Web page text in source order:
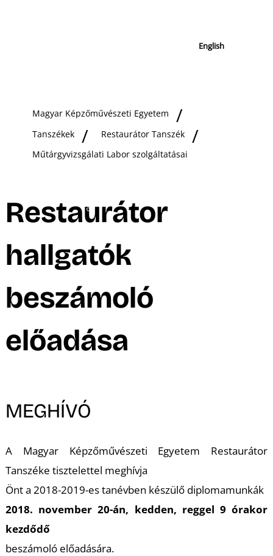
English
Magyar Képzőművészeti Egyetem
Tanszékek
Restaurátor Tanszék
Műtárgyvizsgálati Labor szolgáltatásai
Restaurátor
hallgatók
beszámoló
előadása
MEGHÍVÓ
A Magyar Képzőművészeti Egyetem Restaurátor
Tanszéke tisztelettel meghívja
Önt a 2018-2019-es tanévben készülő diplomamunkák
2018. november 20-án, kedden, reggel 9 órakor
kezdődő
beszámoló előadására.